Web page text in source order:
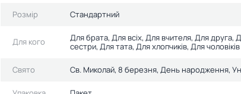
Розмір Стандартний
Для кого
Для брата, Для всіх, Для вчителя, Для друга,
сестри, Для тата, Для хлопчиків, Для чоловіків
Свято Св. Миколай, 8 березня, День народження,